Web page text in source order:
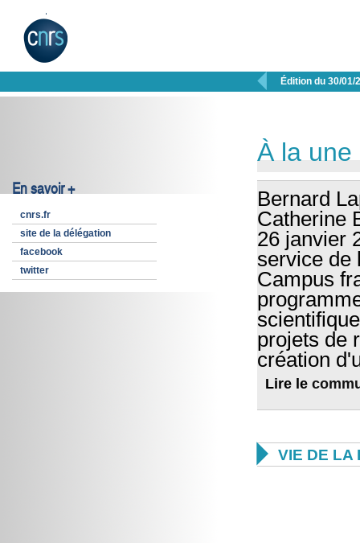
 Édition du 30/01/
En savoir +
cnrs.fr
site de la délégation
facebook
twitter
À la une
Bernard
Catherine
26 janvier
service de
Campus
projets de
création
Lire le
 VIE DE LA